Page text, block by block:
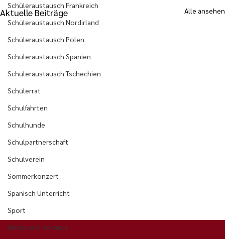
Schüleraustausch Frankreich
Schüleraustausch Nordirland
Schüleraustausch Polen
Schüleraustausch Spanien
Schüleraustausch Tschechien
Schülerrat
Schulfahrten
Schulhunde
Schulpartnerschaft
Schulverein
Sommerkonzert
Spanisch Unterricht
Sport
Werte und Normen
Aktuelle Beiträge Alle ansehen